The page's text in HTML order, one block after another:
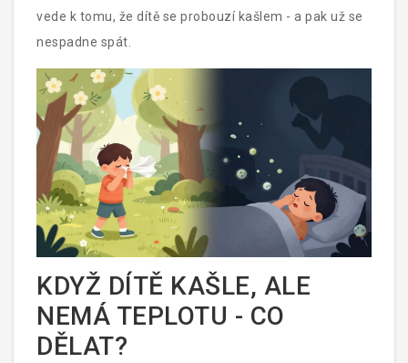
vede k tomu, že dítě se probouzí kašlem - a pak už se
nespadne spát.
KDYŽ DÍTĚ KAŠLE, ALE
NEMÁ TEPLOTU - CO
DĚLAT?